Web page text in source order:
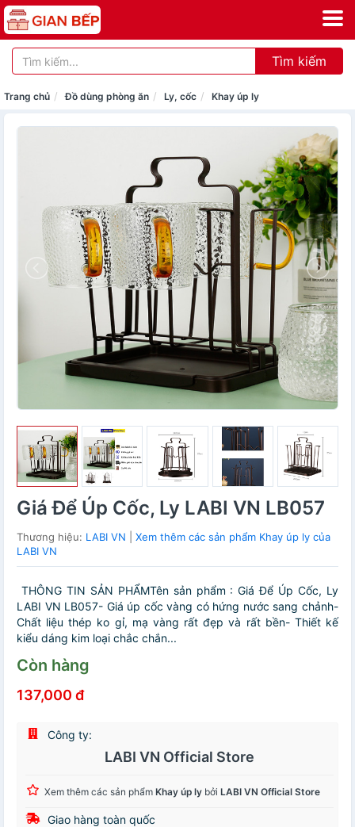
Tìm kiếm
Trang chủ Đồ dùng phòng ăn Ly, cốc Khay úp ly
Giá Để Úp Cốc, Ly LABI VN LB057
Thương hiệu: LABI VN
Xem thêm các sản phẩm Khay úp ly của
LABI VN
️ THÔNG TIN SẢN PHẨMTên sản phẩm : Giá Để Úp Cốc, Ly
LABI VN LB057- Giá úp cốc vàng có hứng nước sang chảnh-
Chất liệu thép ko gỉ, mạ vàng rất đẹp và rất bền- Thiết kế
kiểu dáng kim loại chắc chắn...
Còn hàng
137,000 đ
Công ty:
LABI VN Official Store
Xem thêm các sản phẩm Khay úp ly bởi LABI VN Official Store
Giao hàng toàn quốc